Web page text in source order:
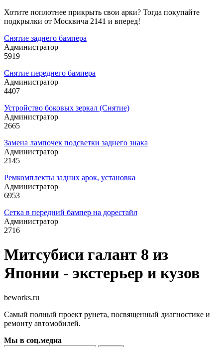
Хотите поплотнее прикрыть свои арки? Тогда покупайте
подкрылки от Москвича 2141 и вперед!
Снятие заднего бампера
Администратор
5919
Снятие переднего бампера
Администратор
4407
Устройство боковых зеркал (Снятие)
Администратор
2665
Замена лампочек подсветки заднего знака
Администратор
2145
Ремкомплекты задних арок, установка
Администратор
6953
Сетка в передний бампер на дорестайл
Администратор
2716
Митсубиси галант 8 из
Японии - экстерьер и кузов
beworks.ru
Самый полный проект рунета, посвященный диагностике и
ремонту автомобилей.
Мы в соц.медиа